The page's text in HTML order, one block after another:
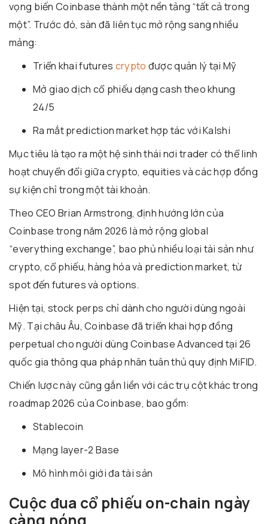
vọng biến Coinbase thành một nền tảng “tất cả trong
một”. Trước đó, sàn đã liên tục mở rộng sang nhiều
mảng:
Triển khai futures crypto được quản lý tại Mỹ
Mở giao dịch cổ phiếu dạng cash theo khung
24/5
Ra mắt prediction market hợp tác vớiKalshi
Mục tiêu là tạo ra một hệ sinh thái nơi trader có thể linh
hoạt chuyển đổi giữa crypto, equities và các hợp đồng
sự kiện chỉ trong một tài khoản.
Theo CEO Brian Armstrong, định hướng lớn của
Coinbase trong năm 2026 là mở rộng global
“everything exchange”, bao phủ nhiều loại tài sản như
crypto, cổ phiếu, hàng hóa và prediction market, từ
spot đến futures và options.
Hiện tại, stock perps chỉ dành cho người dùng ngoài
Mỹ. Tại châu Âu, Coinbase đã triển khai hợp đồng
perpetual cho người dùng Coinbase Advanced tại 26
quốc gia thông qua pháp nhân tuân thủ quy địnhMiFID.
Chiến lược này cũng gắn liền với các trụ cột khác trong
roadmap 2026 của Coinbase, bao gồm:
Stablecoin
Mạng layer-2 Base
Mô hình môi giới đa tài sản
Cuộc đua cổ phiếu on-chain ngày